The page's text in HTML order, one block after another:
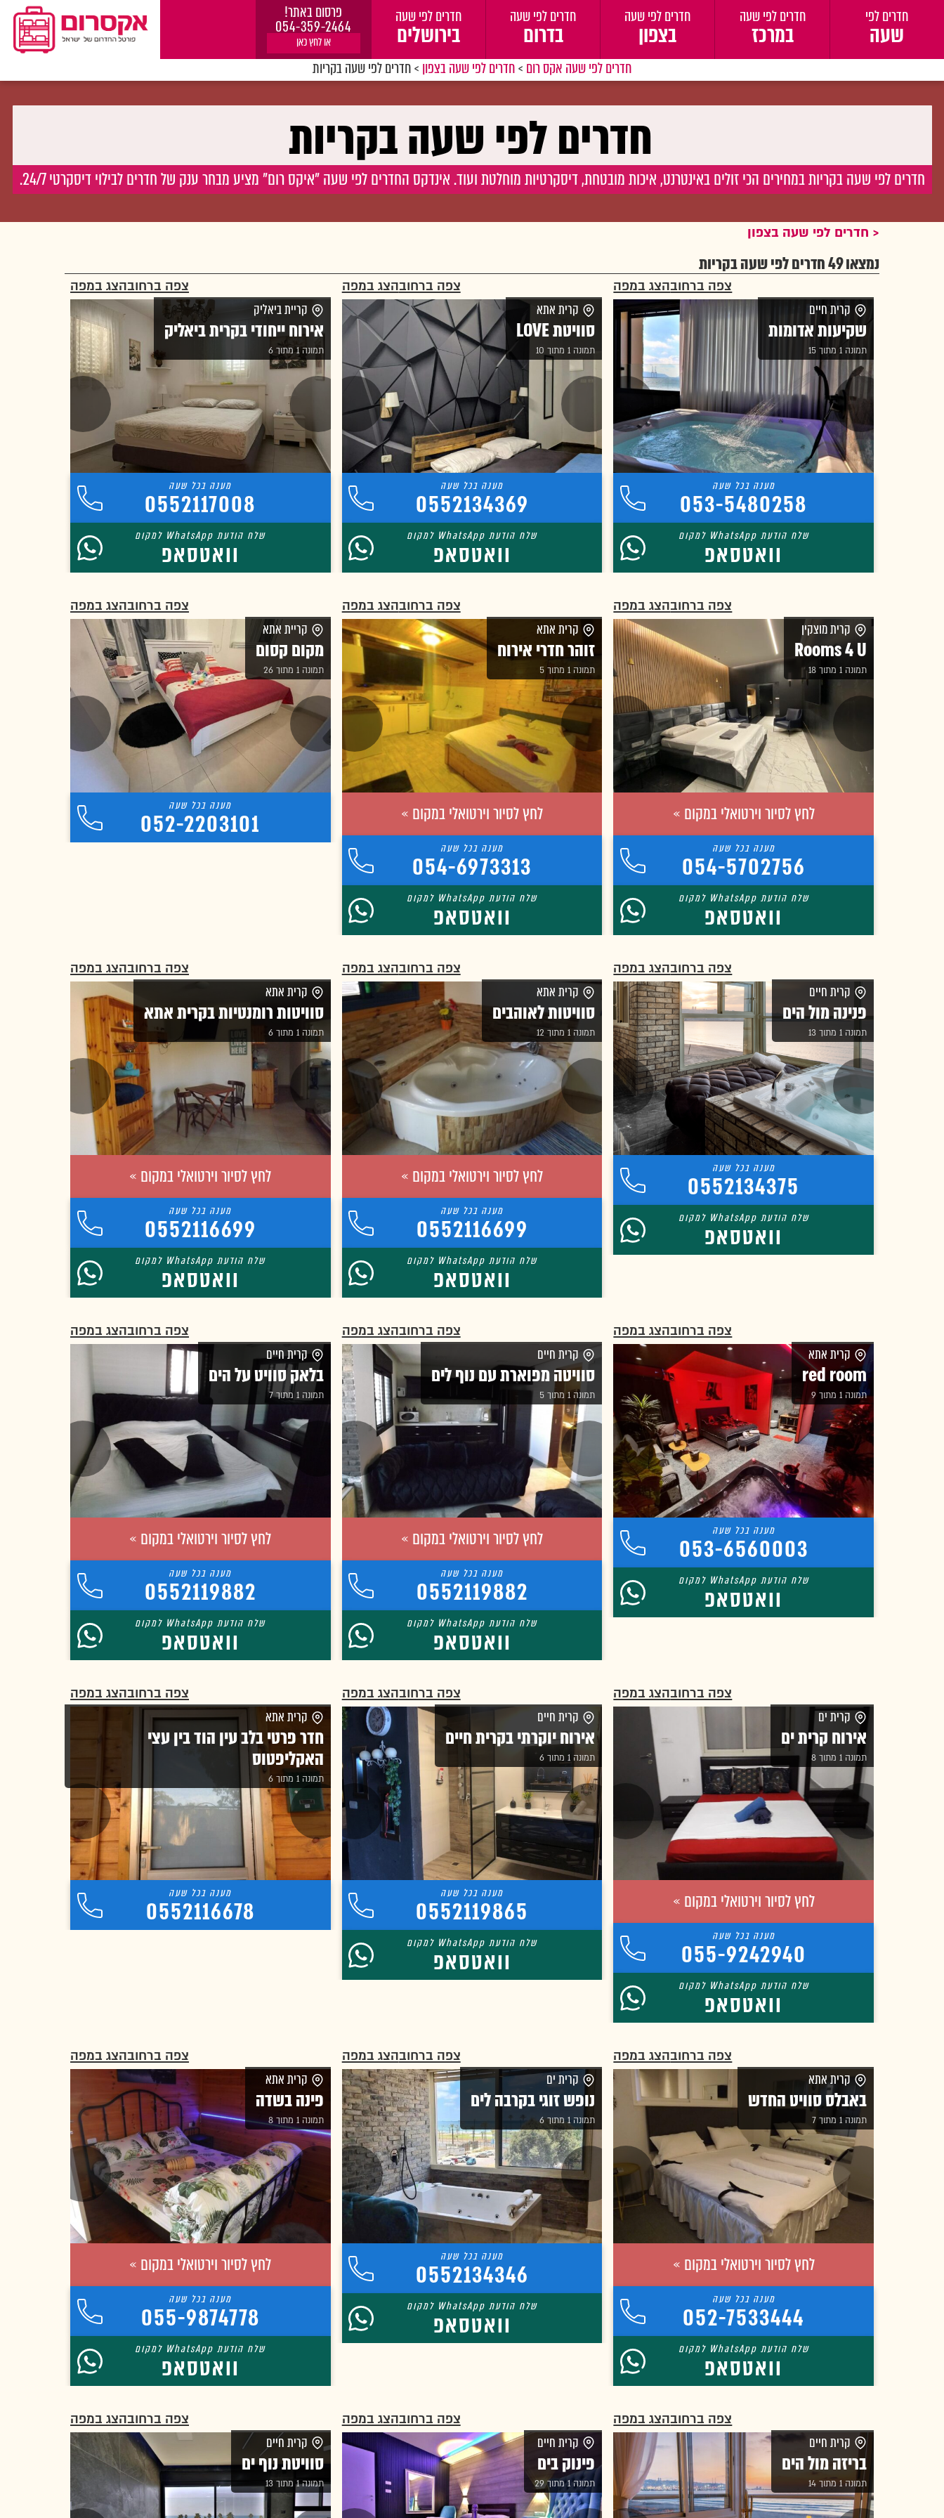
חדרים לפי
שעה
חדרים לפי שעה
במרכז
חדרים לפי שעה
בצפון
חדרים לפי שעה
בדרום
חדרים לפי שעה
בירושלים
פרסום באתר!
054-359-2464
או לחץ כאן
חדרים לפי שעה אקס רום >חדרים לפי שעה בצפון >חדרים לפי שעה בקריות
חדרים לפי שעה בקריות
חדרים לפי שעה בקריות במחירים הכי זולים באינטרנט, איכות מובטחת, דיסקרטיות מוחלטת ועוד. אינדקס החדרים לפי שעה "איקס רום" מציע מבחר ענק של חדרים לבילוי דיסקרטי 24/7.
חדרים לפי שעה בצפון
נמצאו 49 חדרים לפי שעה בקריות
צפה ברחובהצג במפה
קרית חיים
שקיעות אדומות
תמונה 1 מתוך 15
053-5480258
וואטסאפ
צפה ברחובהצג במפה
קרית אתא
סוויטת LOVE
תמונה 1 מתוך 10
0552134369
וואטסאפ
צפה ברחובהצג במפה
קריית ביאליק
אירוח ייחודי בקרית ביאליק
תמונה 1 מתוך 6
0552117008
וואטסאפ
צפה ברחובהצג במפה
קרית מוצקין
Rooms 4 U
תמונה 1 מתוך 18
לחץ לסיור וירטואלי במקום »
054-5702756
וואטסאפ
צפה ברחובהצג במפה
קרית אתא
זוהר חדרי אירוח
תמונה 1 מתוך 5
לחץ לסיור וירטואלי במקום »
054-6973313
וואטסאפ
צפה ברחובהצג במפה
קריית אתא
מקום קסום
תמונה 1 מתוך 26
052-2203101
צפה ברחובהצג במפה
קרית חיים
פנינה מול הים
תמונה 1 מתוך 13
0552134375
וואטסאפ
צפה ברחובהצג במפה
קרית אתא
סוויטות לאוהבים
תמונה 1 מתוך 12
לחץ לסיור וירטואלי במקום »
0552116699
וואטסאפ
צפה ברחובהצג במפה
קרית אתא
סוויטות רומנטיות בקרית אתא
תמונה 1 מתוך 6
לחץ לסיור וירטואלי במקום »
0552116699
וואטסאפ
צפה ברחובהצג במפה
קרית אתא
red room
תמונה 1 מתוך 9
053-6560003
וואטסאפ
צפה ברחובהצג במפה
קרית חיים
סוויטה מפוארת עם נוף לים
תמונה 1 מתוך 5
לחץ לסיור וירטואלי במקום »
0552119882
וואטסאפ
צפה ברחובהצג במפה
קרית חיים
בלאק סוויט על הים
תמונה 1 מתוך 7
לחץ לסיור וירטואלי במקום »
0552119882
וואטסאפ
צפה ברחובהצג במפה
קרית ים
אירוח קרית ים
תמונה 1 מתוך 8
לחץ לסיור וירטואלי במקום »
055-9242940
וואטסאפ
צפה ברחובהצג במפה
קרית חיים
אירוח יוקרתי בקרית חיים
תמונה 1 מתוך 6
0552119865
וואטסאפ
צפה ברחובהצג במפה
קרית אתא
חדר פרטי בלב עין הוד בין עצי
האקליפטוס
תמונה 1 מתוך 6
0552116678
צפה ברחובהצג במפה
קרית אתא
באבלס סוויט החדש
תמונה 1 מתוך 7
לחץ לסיור וירטואלי במקום »
052-7533444
וואטסאפ
צפה ברחובהצג במפה
קרית ים
נופש זוגי בקרבה לים
תמונה 1 מתוך 6
0552134346
וואטסאפ
צפה ברחובהצג במפה
קרית אתא
פינה בשדה
תמונה 1 מתוך 8
לחץ לסיור וירטואלי במקום »
055-9874778
וואטסאפ
צפה ברחובהצג במפה
קרית חיים
בריזה מול הים
תמונה 1 מתוך 14
צפה ברחובהצג במפה
קרית חיים
פינוק בים
תמונה 1 מתוך 29
צפה ברחובהצג במפה
קרית חיים
סוויטת נוף ים
תמונה 1 מתוך 13